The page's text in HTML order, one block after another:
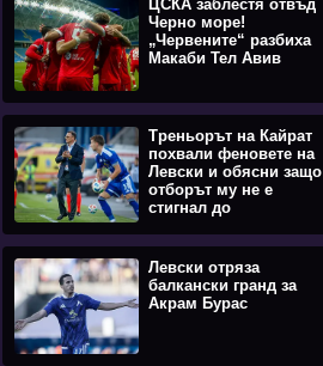
ЦСКА заблестя отвъд
Черно море!
„Червените“ разбиха
Макаби Тел Авив
Треньорът на Кайрат
похвали феновете на
Левски и обясни защо
отборът му не е
стигнал до
Левски отряза
балкански гранд за
Акрам Бурас